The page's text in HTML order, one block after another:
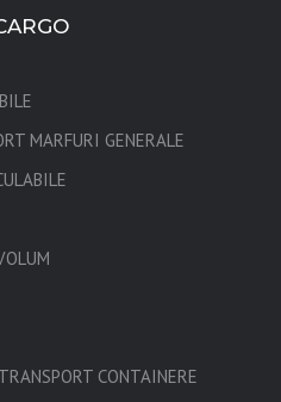
MARFURI GENERALE
CONTAINERE